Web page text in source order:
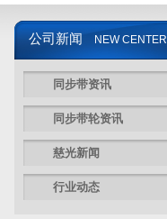
公司新闻 NEW CENTER
同步带资讯
同步带轮资讯
慈光新闻
行业动态